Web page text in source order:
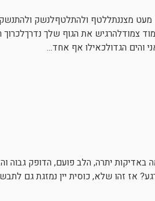
מצננתללטף ולהתלטףלנשק
צמודלהרגיש את הגוף שלך
והים הגדולכאילו אף אחד...
יתרה, הלב פועם, הדופק גבוה
אז זהו שלא, כוסית יין נמזגת גם